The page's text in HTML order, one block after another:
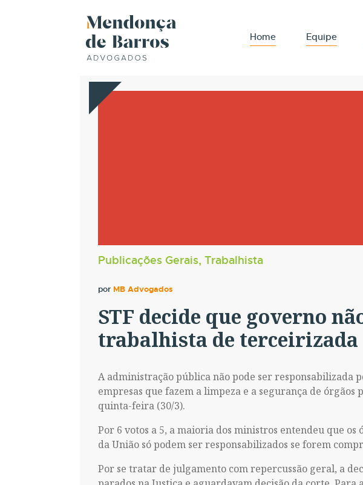
Home Equipe
Publicações Gerais, Trabalhista
por MB Advogados
STF decide que governo
trabalhista de terceirizada
A administração pública não pode ser
empresas que fazem a limpeza e a segurança de
quinta-feira (30/3).
Por 6 votos a 5, a maioria dos ministros entendeu que
da União só podem ser responsabilizados se forem
Por se tratar de julgamento com repercussão geral, a